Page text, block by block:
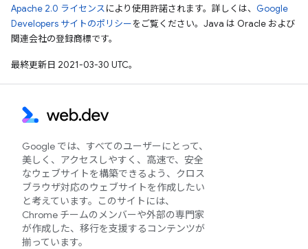
Apache 2.0 ライセンスにより使用許諾されます。詳しくは、 Google
Developers サイトのポリシーをご覧ください。Java は Oracle および
関連会社の登録商標です。
最終更新日 2021-03-30 UTC。
Google では、すべてのユーザーにとって、
美しく、アクセスしやすく、高速で、安全
なウェブサイトを構築できるよう、クロス
ブラウザ対応のウェブサイトを作成したい
と考えています。このサイトには、
Chrome チームのメンバーや外部の専門家
が作成した、移行を支援するコンテンツが
揃っています。